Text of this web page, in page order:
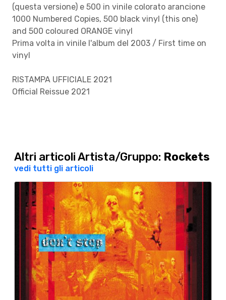
(questa versione) e 500 in vinile colorato arancione
1000 Numbered Copies, 500 black vinyl (this one)
and 500 coloured ORANGE vinyl
Prima volta in vinile l'album del 2003 / First time on
vinyl
RISTAMPA UFFICIALE 2021
Official Reissue 2021
Altri articoli Artista/Gruppo: Rockets
vedi tutti gli articoli